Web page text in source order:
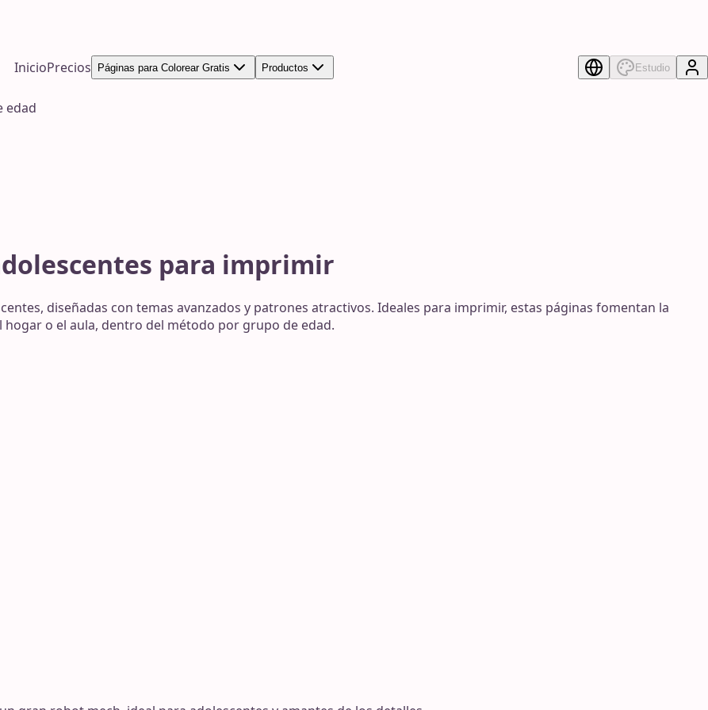
InicioPrecios Páginas para Colorear Gratis Productos Estudio
edad
para imprimir
diseñadas con temas avanzados y patrones atractivos. Ideales para imprimir, estas páginas fomentan la
o el aula, dentro del método por grupo de edad.